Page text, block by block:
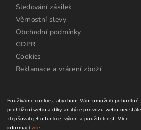
Používáme cookies, abychom Vám umožnili pohodlné
prohlížení webu a díky analýze provozu webu neustále
zlepšovali jeho funkce, výkon a použitelnost.Více
informacízde.
Sledování zásilek
Věrnostní slevy
Obchodní podmínky
GDPR
Cookies
Reklamace a vrácení zboží